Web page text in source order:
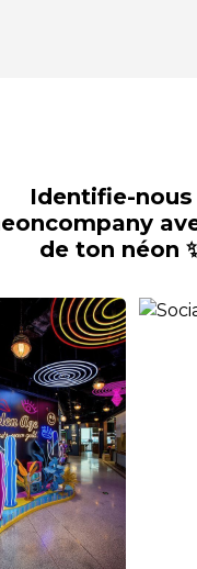
Identifie-nous
de ton néon